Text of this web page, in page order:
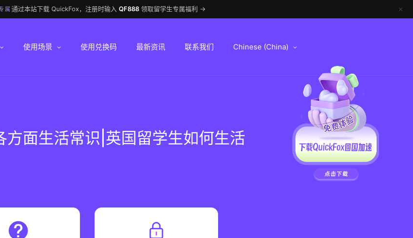
属 通过本站下载 QuickFox，注册时输入 QF888领取留学生专属福利 → ✕
使用场景 使用兑换码 最新资讯 联系我们 Chinese (China)
方面生活常识|英国留学生如何生活